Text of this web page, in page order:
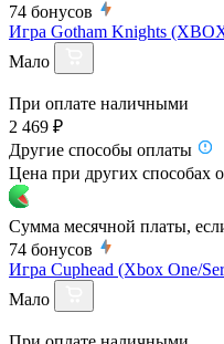
74 бонусов
Игра Gotham Knights
Мало
При оплате наличными
2 469 ₽
Другие способы оплаты
Цена при других способах
Сумма месячной платы,
74 бонусов
Игра Cuphead (Xbox One/
Мало